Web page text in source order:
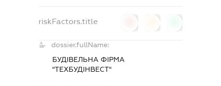
riskFactors.title
dossier.fullName:
БУДІВЕЛЬНА ФІРМА
"ТЕХБУДІНВЕСТ"